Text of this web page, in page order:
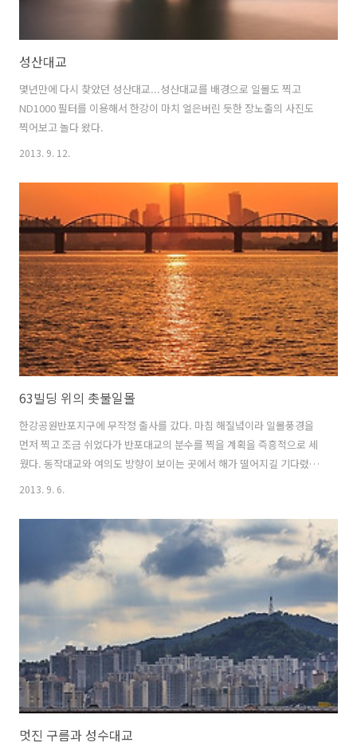
성산대교
몇년만에 다시 찾았던 성산대교...성산대교를 배경으로 일몰도 찍고
ND1000 필터를 이용해서 한강이 마치 얼은버린 듯한 장노출의 사진도
찍어보고 놀다 왔다.
2013. 9. 12.
63빌딩 위의 촛불일몰
한강공원반포지구에 무작정 출사를 갔다. 마침 해질녘이라 일몰풍경을
먼저 찍고 조금 쉬었다가 반포대교의 분수를 찍을 계획을 즉흥적으로 세
웠다. 동작대교와 여의도 방향이 보이는 곳에서 해가 떨어지길 기다렸다
가 절묘한 각도로 떨어지는 해를 담을 수 있었다.63빌딩 바로 위에 해가
2013. 9. 6.
멋진 구름과 성수대교